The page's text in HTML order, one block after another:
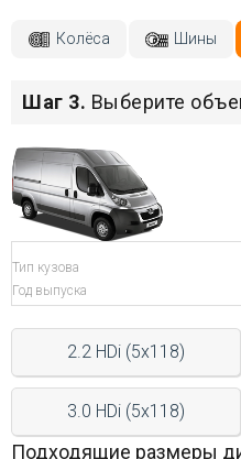
Хранение шин
Войти на сайт
+7(812)317-
17-
52
C
до
21:00
Колёса Шины
Шаг 3. Выберите
Тип кузова
Год выпуска
2.2 HDi (5x118)
3.0 HDi (5x118)
Подходящие размеры